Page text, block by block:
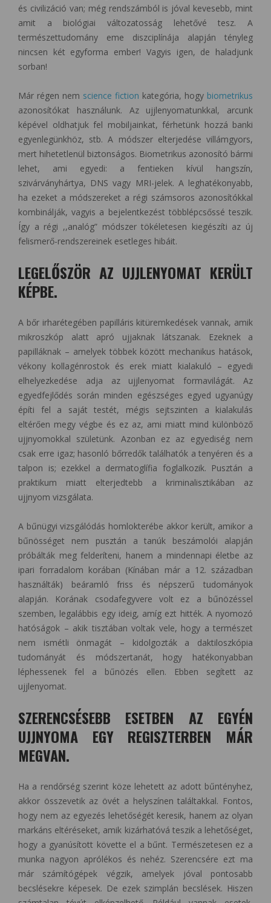
és civilizáció van; még rendszámból is jóval kevesebb, mint
amit a biológiai változatosság lehetővé tesz. A
természettudomány eme diszciplínája alapján tényleg
nincsen két egyforma ember! Vagyis igen, de haladjunk
sorban!
Már régen nem science fiction kategória, hogy biometrikus
azonosítókat használunk. Az ujjlenyomatunkkal, arcunk
képével oldhatjuk fel mobiljainkat, férhetünk hozzá banki
egyenlegünkhöz, stb. A módszer elterjedése villámgyors,
mert hihetetlenül biztonságos. Biometrikus azonosító bármi
lehet, ami egyedi: a fentieken kívül hangszín,
szivárványhártya, DNS vagy MRI-jelek. A leghatékonyabb,
ha ezeket a módszereket a régi számsoros azonosítókkal
kombinálják, vagyis a bejelentkezést többlépcsőssé teszik.
Így a régi ,,analóg” módszer tökéletesen kiegészíti az új
felismerő-rendszereinek esetleges hibáit.
LEGELŐSZÖR AZ UJJLENYOMAT KERÜLT
KÉPBE.
A bőr irharétegében papilláris kitüremkedések vannak, amik
mikroszkóp alatt apró ujjaknak látszanak. Ezeknek a
papilláknak – amelyek többek között mechanikus hatások,
vékony kollagénrostok és erek miatt kialakuló – egyedi
elhelyezkedése adja az ujjlenyomat formavilágát. Az
egyedfejlődés során minden egészséges egyed ugyanúgy
építi fel a saját testét, mégis sejtszinten a kialakulás
eltérően megy végbe és ez az, ami miatt mind különböző
ujjnyomokkal születünk. Azonban ez az egyediség nem
csak erre igaz; hasonló bőrredők találhatók a tenyéren és a
talpon is; ezekkel a dermatoglífia foglalkozik. Pusztán a
praktikum miatt elterjedtebb a kriminalisztikában az
ujjnyom vizsgálata.
A bűnügyi vizsgálódás homlokterébe akkor került, amikor a
bűnösséget nem pusztán a tanúk beszámolói alapján
próbálták meg felderíteni, hanem a mindennapi életbe az
ipari forradalom korában (Kínában már a 12. században
használták) beáramló friss és népszerű tudományok
alapján. Korának csodafegyvere volt ez a bűnözéssel
szemben, legalábbis egy ideig, amíg ezt hitték. A nyomozó
hatóságok – akik tisztában voltak vele, hogy a természet
nem ismétli önmagát – kidolgozták a daktiloszkópia
tudományát és módszertanát, hogy hatékonyabban
léphessenek fel a bűnözés ellen. Ebben segített az
ujjlenyomat.
SZERENCSÉSEBB ESETBEN AZ EGYÉN
UJJNYOMA EGY REGISZTERBEN MÁR
MEGVAN.
Ha a rendőrség szerint köze lehetett az adott bűntényhez,
akkor összevetik az övét a helyszínen találtakkal. Fontos,
hogy nem az egyezés lehetőségét keresik, hanem az olyan
markáns eltéréseket, amik kizárhatóvá teszik a lehetőséget,
hogy a gyanúsított követte el a bűnt. Természetesen ez a
munka nagyon aprólékos és nehéz. Szerencsére ezt ma
már számítógépek végzik, amelyek jóval pontosabb
becslésekre képesek. De ezek szimplán becslések. Hiszen